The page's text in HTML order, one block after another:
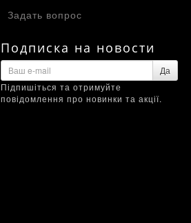
Задать вопрос
Подписка на новости
Да
Підпишіться та отримуйте
повідомлення про новинки та акції.